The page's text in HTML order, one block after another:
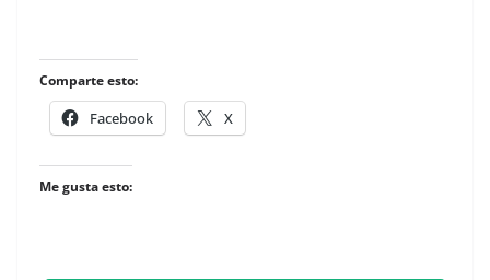
Comparte esto:
Facebook X
Me gusta esto: